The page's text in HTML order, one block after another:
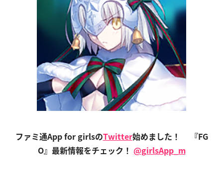
ファミ通App for girlsのTwitter始めました！
『FG
O』最新情報をチェック！ @girlsApp_m